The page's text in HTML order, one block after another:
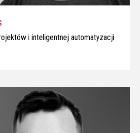
i inteligentnej automatyzacji